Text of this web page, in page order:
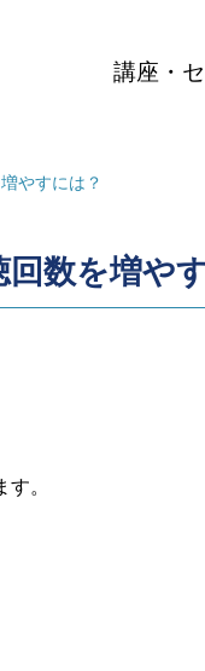
講座・
やすには？
数を増や
。